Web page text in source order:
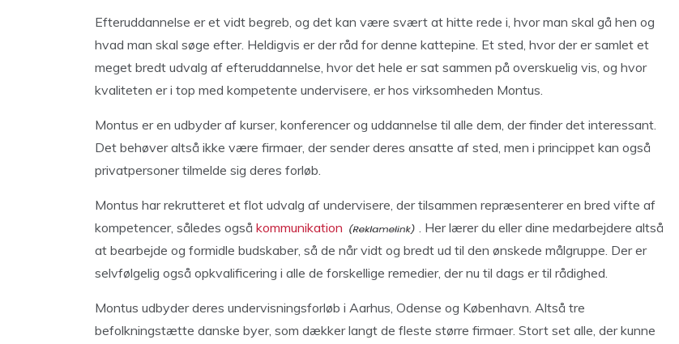
Efteruddannelse er et vidt begreb, og det kan være svært at hitte rede i, hvor man skal gå hen og
hvad man skal søge efter. Heldigvis er der råd for denne kattepine. Et sted, hvor der er samlet et
meget bredt udvalg af efteruddannelse, hvor det hele er sat sammen på overskuelig vis, og hvor
kvaliteten er i top med kompetente undervisere, er hos virksomheden Montus.
Montus er en udbyder af kurser, konferencer og uddannelse til alle dem, der finder det interessant.
Det behøver altså ikke være firmaer, der sender deres ansatte af sted, men i princippet kan også
privatpersoner tilmelde sig deres forløb.
Montus har rekrutteret et flot udvalg af undervisere, der tilsammen repræsenterer en bred vifte af
kompetencer, således også kommunikation
. Her lærer du eller dine medarbejdere altså
at bearbejde og formidle budskaber, så de når vidt og bredt ud til den ønskede målgruppe. Der er
selvfølgelig også opkvalificering i alle de forskellige remedier, der nu til dags er til rådighed.
Montus udbyder deres undervisningsforløb i Aarhus, Odense og København. Altså tre
befolkningstætte danske byer, som dækker langt de fleste større firmaer. Stort set alle, der kunne